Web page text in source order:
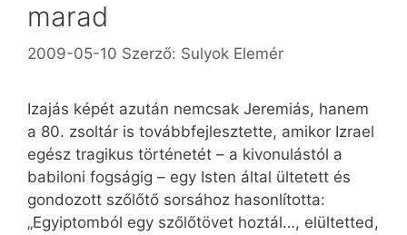
marad
2009-05-10 Szerző: Sulyok Elemér
Izajás képét azután nemcsak Jeremiás, hanem
a 80. zsoltár is továbbfejlesztette, amikor Izrael
egész tragikus történetét – a kivonulástól a
babiloni fogságig – egy Isten által ültetett és
gondozott szőlőtő sorsához hasonlította:
„Egyiptomból egy szőlőtövet hoztál…, elültetted,